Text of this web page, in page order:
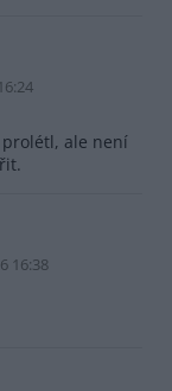
ale není
16:38